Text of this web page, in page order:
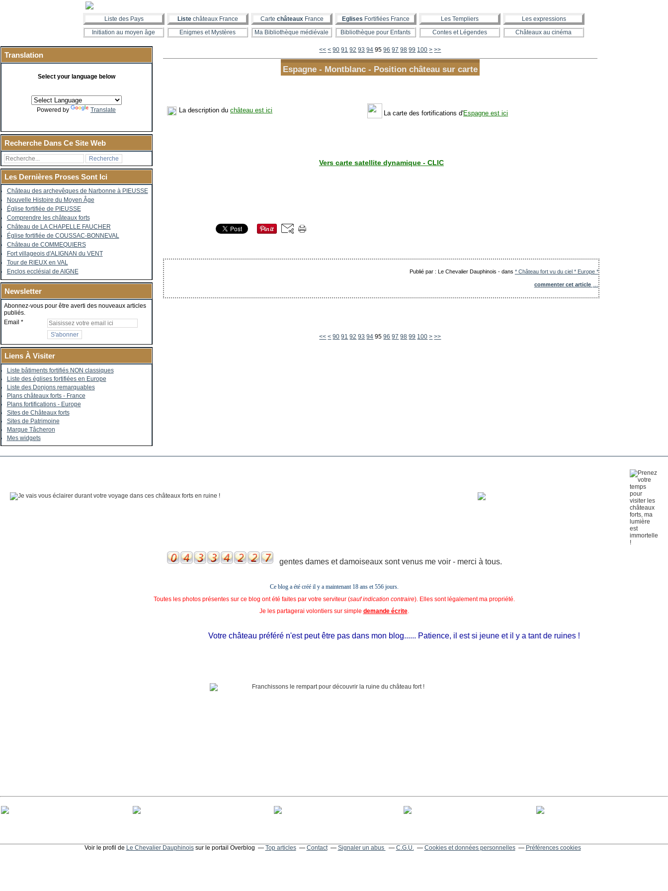
Liste des Pays Liste châteaux France Carte châteauxFrance Eglises Fortifiées France Les Templiers
Les expressions
Initiation au moyen âge
Enigmes et Mystères Ma Bibliothèque médiévale Bibliothèque pour Enfants Contes et Légendes Châteaux au cinéma
Translation
Select your language below
Powered by Translate
Recherche Dans Ce Site Web
Les Dernières Proses Sont Ici
Château des archevêques de Narbonne à PIEUSSE
Nouvelle Histoire du Moyen Âge
Église fortifiée de PIEUSSE
Comprendre les châteaux forts
Château de LA CHAPELLE FAUCHER
Église fortifiée de COUSSAC-BONNEVAL
Château de COMMEQUIERS
Fort villageois d'ALIGNAN du VENT
Tour de RIEUX en VAL
Enclos ecclésial de AIGNE
Newsletter
Abonnez-vous pour être averti des nouveaux articles
publiés.
Email
Liens À Visiter
Liste bâtiments fortifiés NON classiques
Liste des églises fortifiées en Europe
Liste des Donjons remarquables
Plans châteaux forts - France
Plans fortifications - Europe
Sites de Châteaux forts
Sites de Patrimoine
Marque Tâcheron
Mes widgets
<< < 10
20
30
40
50
60
70
80
90 91 92 93 94 95 96 97 98 99 100 > >>
Espagne - Montblanc - Position château sur carte
La description duchâteau est ici La carte des fortifications d'Espagne est ici
Vers carte satellite dynamique - CLIC
Publié par : Le Chevalier Dauphinois -dans * Château fort vu du ciel * Europe *
commenter cet article
<< < 10
20
30
40
50
60
70
80
90 91 92 93 94 95 96 97 98 99 100 > >>
gentes dames et damoiseaux sont venus me voir - merci à tous.
Ce blog a été créé il y a maintenant 18 ans et556 jours.
Toutes les photos présentes sur ce blog ont été faites par votre serviteur (sauf indication contraire). Elles sont légalement ma propriété.
Je les partagerai volontiers sur simple demande écrite.
Votre château préféré n'est peut être pas dans mon blog...... Patience, il est si jeune et il y a tant de ruines !
Voir le profil de Le Chevalier Dauphinoissur le portail Overblog Top articles Contact Signaler un abus C.G.U. Cookies et données personnelles Préférences cookies